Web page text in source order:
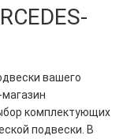
вашего
комплектующих
подвески. В